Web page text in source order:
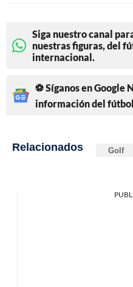
Siga nuestro canal
nuestras figuras, del
internacional.
⚽ Síganos en Google
información del
Relacionados Golf